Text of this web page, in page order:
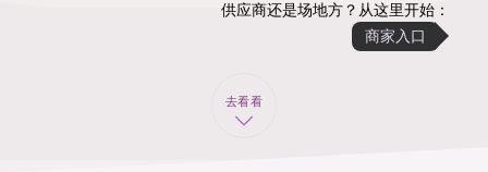
供应商还是场地方？从这里开始：
商家入口
去看看